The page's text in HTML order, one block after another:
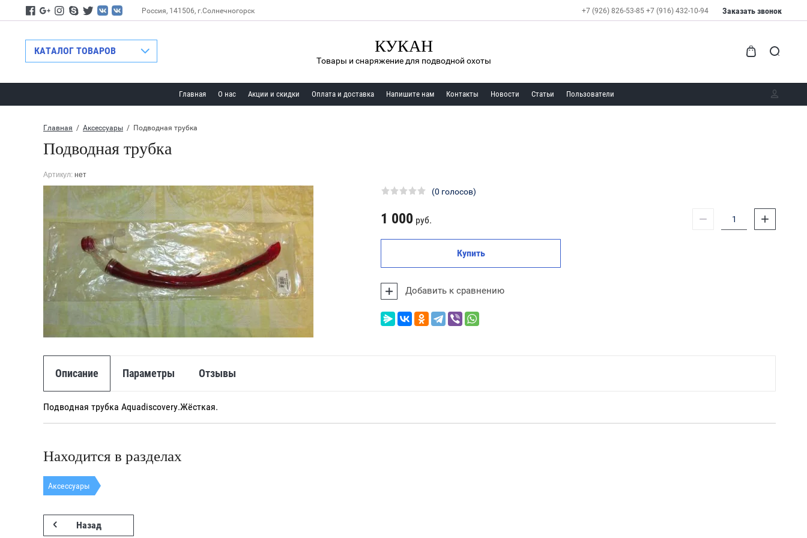
Назад Россия, 141506, г.Солнечногорск +7 (926) 826-53-85 +7 (916) 432-10-94 Заказать звонок
КАТАЛОГ ТОВАРОВ КУКАН
Товары и снаряжение для подводной охоты
Главная О нас Акции и скидки Оплата и доставка Напишите нам Контакты Новости Статьи Пользователи
Главная
  /
Аксессуары
  /  Подводная трубка
Подводная трубка
Артикул: нет
(0 голосов)
1 000 руб. − +
Купить
Добавить к сравнению
Описание Параметры Отзывы
Подводная трубка Aquadiscovery.Жёсткая.
Находится в разделах
Аксессуары
Назад